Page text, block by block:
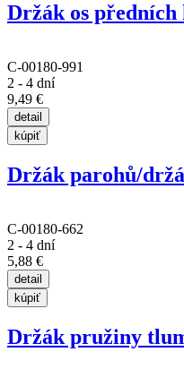
Držák os
C-00180-991
2 - 4 dní
9,49 €
Držák parohů/
C-00180-662
2 - 4 dní
5,88 €
Držák pružiny